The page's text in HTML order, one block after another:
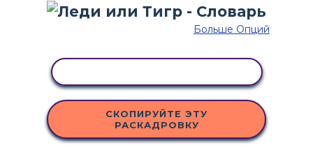
Больше Опций
СКОПИРУЙТЕ ЭТУ
РАСКАДРОВКУ